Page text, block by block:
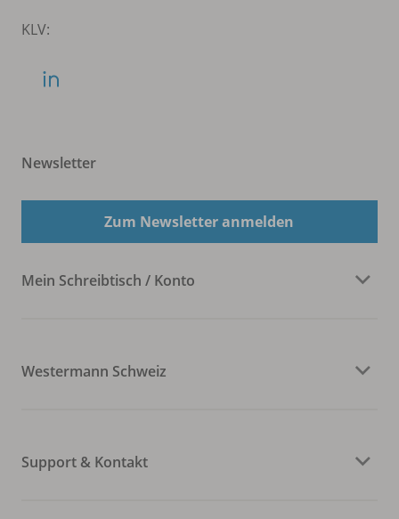
KLV:
Newsletter
Zum Newsletter anmelden
Mein Schreibtisch / Konto
Westermann Schweiz
Support & Kontakt